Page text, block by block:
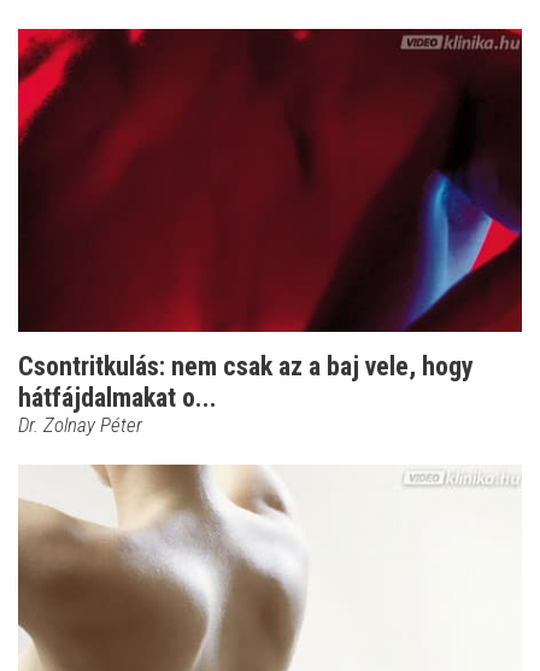
Csontritkulás: nem csak az a baj vele, hogy
hátfájdalmakat o...
Dr. Zolnay Péter